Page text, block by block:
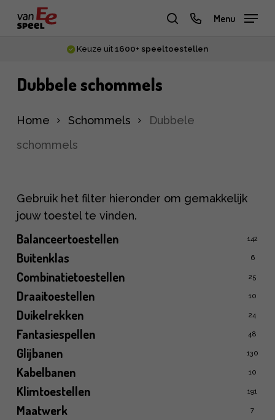
zoeken
phone
Menu
Meer dan30 jaarervaring
Dubbele schommels
Home Schommels
Dubbele
schommels
Gebruik het filter hieronder om gemakkelijk
jouw toestel te vinden.
Balanceertoestellen 142
Buitenklas 6
Combinatietoestellen 25
Draaitoestellen 10
Duikelrekken 24
Fantasiespellen 48
Glijbanen 130
Kabelbanen 10
Klimtoestellen 191
Maatwerk 7